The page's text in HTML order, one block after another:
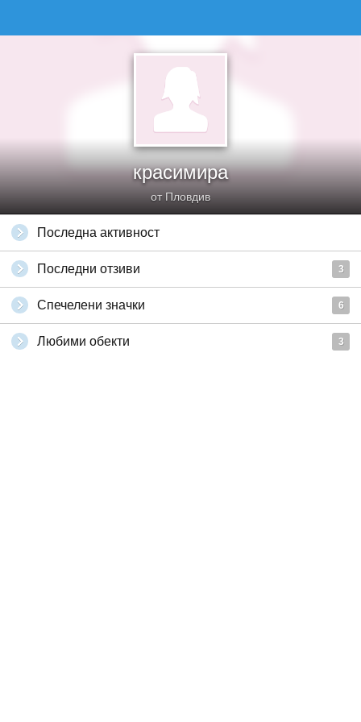
красимира
от Пловдив
Последна активност
Последни отзиви 3
Спечелени значки 6
Любими обекти 3